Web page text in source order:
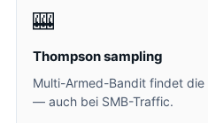
🎰
Thompson sampling
Multi-Armed-Bandit findet die
— auch bei SMB-Traffic.